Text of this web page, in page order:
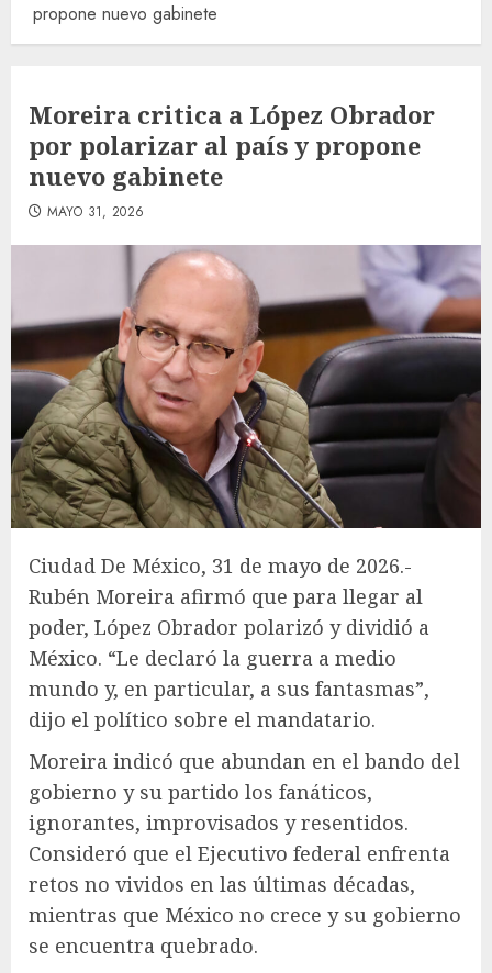
propone nuevo gabinete
Moreira critica a López Obrador
por polarizar al país y propone
nuevo gabinete
MAYO 31, 2026
Ciudad De México, 31 de mayo de 2026.-
Rubén Moreira afirmó que para llegar al
poder, López Obrador polarizó y dividió a
México. “Le declaró la guerra a medio
mundo y, en particular, a sus fantasmas”,
dijo el político sobre el mandatario.
Moreira indicó que abundan en el bando del
gobierno y su partido los fanáticos,
ignorantes, improvisados y resentidos.
Consideró que el Ejecutivo federal enfrenta
retos no vividos en las últimas décadas,
mientras que México no crece y su gobierno
se encuentra quebrado.